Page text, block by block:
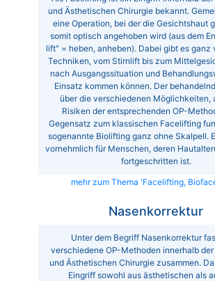
und Ästhetischen Chirurgie bekannt.
eine Operation, bei der die Gesichtshaut
somit optisch angehoben wird (aus dem
lift" = heben, anheben). Dabei gibt es ganz
Techniken, vom Stirnlift bis zum
nach Ausgangssituation und
Einsatz kommen können. Der
über die verschiedenen Möglichkeiten,
Risiken der entsprechenden OP-
Gegensatz zum klassischen Facelifting
sogenannte Biolifting ganz ohne Skalpell.
vornehmlich für Menschen, deren
fortgeschritten ist.
mehr zum Thema 'Facelifting,
Nasenkorrektur
Unter dem Begriff Nasenkorrektur
verschiedene OP-Methoden innerhalb
und Ästhetischen Chirurgie zusammen.
Eingriff sowohl aus ästhetischen als